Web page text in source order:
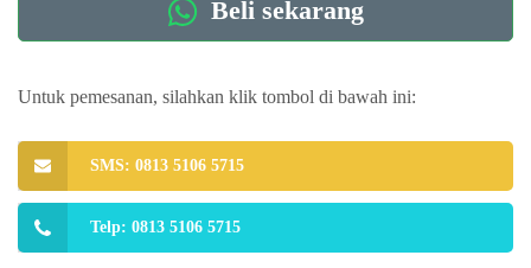
Beli sekarang
Untuk pemesanan, silahkan klik tombol di bawah ini:
SMS: 0813 5106 5715
Telp: 0813 5106 5715